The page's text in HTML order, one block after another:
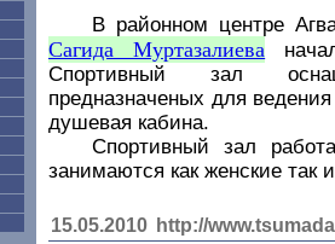
В районном центре
Сагида Муртазалиева
Спортивный зал
предназначеных для
душевая кабина.
Спортивный зал
занимаются как женские так
15.05.2010 http://